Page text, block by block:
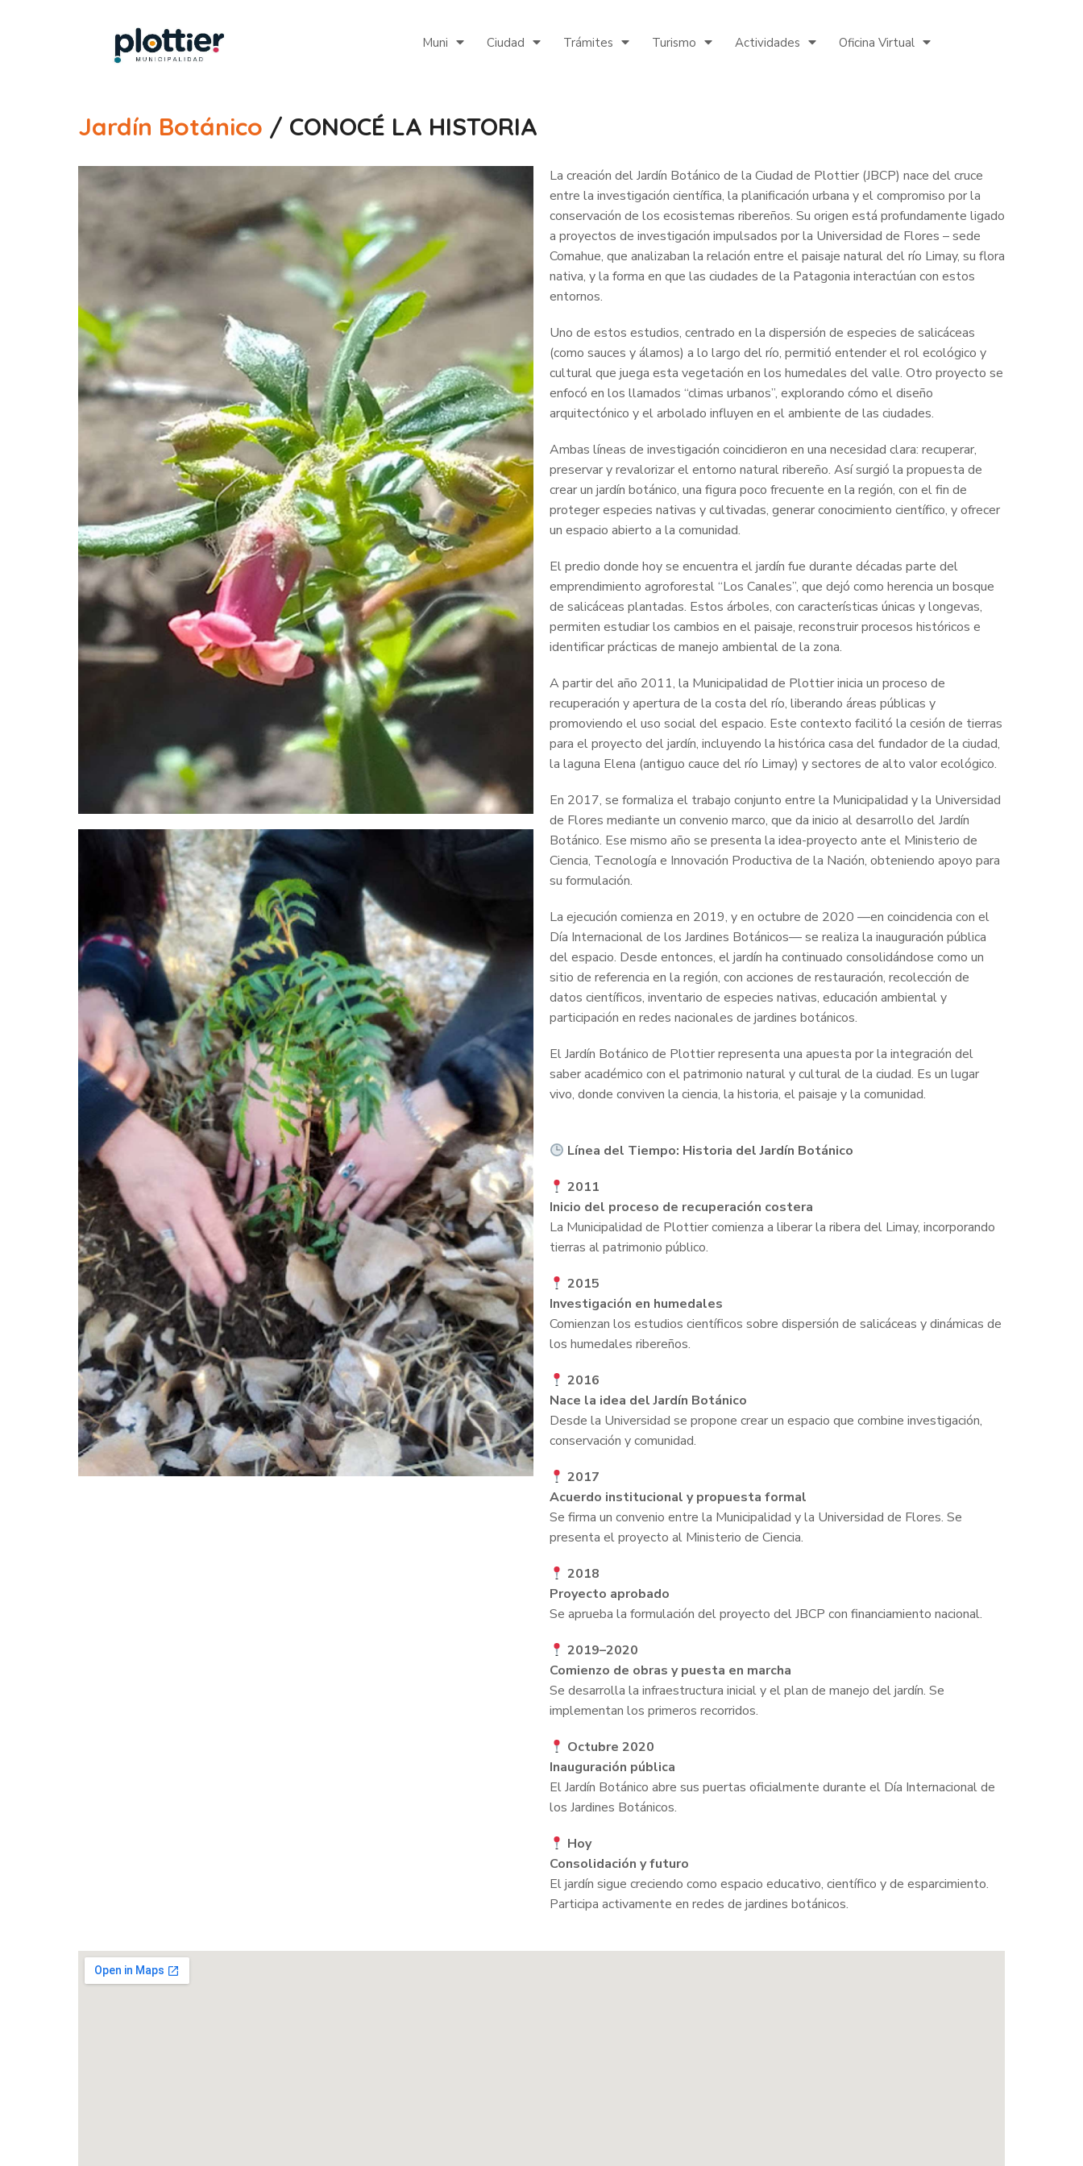
Muni Ciudad Trámites Turismo Actividades Oficina Virtual
Jardín Botánico / CONOCÉ LA HISTORIA
La creación del Jardín Botánico de la Ciudad de Plottier (JBCP) nace del cruce
entre la investigación científica, la planificación urbana y el compromiso por la
conservación de los ecosistemas ribereños. Su origen está profundamente ligado
a proyectos de investigación impulsados por la Universidad de Flores – sede
Comahue, que analizaban la relación entre el paisaje natural del río Limay, su flora
nativa, y la forma en que las ciudades de la Patagonia interactúan con estos
entornos.
Uno de estos estudios, centrado en la dispersión de especies de salicáceas
(como sauces y álamos) a lo largo del río, permitió entender el rol ecológico y
cultural que juega esta vegetación en los humedales del valle. Otro proyecto se
enfocó en los llamados “climas urbanos”, explorando cómo el diseño
arquitectónico y el arbolado influyen en el ambiente de las ciudades.
Ambas líneas de investigación coincidieron en una necesidad clara: recuperar,
preservar y revalorizar el entorno natural ribereño. Así surgió la propuesta de
crear un jardín botánico, una figura poco frecuente en la región, con el fin de
proteger especies nativas y cultivadas, generar conocimiento científico, y ofrecer
un espacio abierto a la comunidad.
El predio donde hoy se encuentra el jardín fue durante décadas parte del
emprendimiento agroforestal “Los Canales”, que dejó como herencia un bosque
de salicáceas plantadas. Estos árboles, con características únicas y longevas,
permiten estudiar los cambios en el paisaje, reconstruir procesos históricos e
identificar prácticas de manejo ambiental de la zona.
A partir del año 2011, la Municipalidad de Plottier inicia un proceso de
recuperación y apertura de la costa del río, liberando áreas públicas y
promoviendo el uso social del espacio. Este contexto facilitó la cesión de tierras
para el proyecto del jardín, incluyendo la histórica casa del fundador de la ciudad,
la laguna Elena (antiguo cauce del río Limay) y sectores de alto valor ecológico.
En 2017, se formaliza el trabajo conjunto entre la Municipalidad y la Universidad
de Flores mediante un convenio marco, que da inicio al desarrollo del Jardín
Botánico. Ese mismo año se presenta la idea-proyecto ante el Ministerio de
Ciencia, Tecnología e Innovación Productiva de la Nación, obteniendo apoyo para
su formulación.
La ejecución comienza en 2019, y en octubre de 2020 —en coincidencia con el
Día Internacional de los Jardines Botánicos— se realiza la inauguración pública
del espacio. Desde entonces, el jardín ha continuado consolidándose como un
sitio de referencia en la región, con acciones de restauración, recolección de
datos científicos, inventario de especies nativas, educación ambiental y
participación en redes nacionales de jardines botánicos.
El Jardín Botánico de Plottier representa una apuesta por la integración del
saber académico con el patrimonio natural y cultural de la ciudad. Es un lugar
vivo, donde conviven la ciencia, la historia, el paisaje y la comunidad.
Línea del Tiempo: Historia del Jardín Botánico
2011
Inicio del proceso de recuperación costera
La Municipalidad de Plottier comienza a liberar la ribera del Limay, incorporando
tierras al patrimonio público.
2015
Investigación en humedales
Comienzan los estudios científicos sobre dispersión de salicáceas y dinámicas de
los humedales ribereños.
2016
Nace la idea del Jardín Botánico
Desde la Universidad se propone crear un espacio que combine investigación,
conservación y comunidad.
2017
Acuerdo institucional y propuesta formal
Se firma un convenio entre la Municipalidad y la Universidad de Flores. Se
presenta el proyecto al Ministerio de Ciencia.
2018
Proyecto aprobado
Se aprueba la formulación del proyecto del JBCP con financiamiento nacional.
2019–2020
Comienzo de obras y puesta en marcha
Se desarrolla la infraestructura inicial y el plan de manejo del jardín. Se
implementan los primeros recorridos.
Octubre 2020
Inauguración pública
El Jardín Botánico abre sus puertas oficialmente durante el Día Internacional de
los Jardines Botánicos.
Hoy
Consolidación y futuro
El jardín sigue creciendo como espacio educativo, científico y de esparcimiento.
Participa activamente en redes de jardines botánicos.